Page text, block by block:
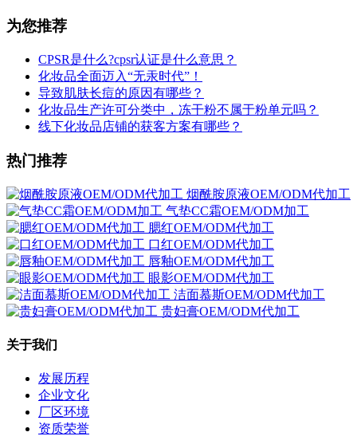
为您推荐
CPSR是什么?cpsr认证是什么意思？
化妆品全面迈入“无汞时代”！
导致肌肤长痘的原因有哪些？
化妆品生产许可分类中，冻干粉不属于粉单元吗？
线下化妆品店铺的获客方案有哪些？
热门推荐
烟酰胺原液OEM/ODM代加工
气垫CC霜OEM/ODM加工
腮红OEM/ODM代加工
口红OEM/ODM代加工
唇釉OEM/ODM代加工
眼影OEM/ODM代加工
洁面慕斯OEM/ODM代加工
贵妇膏OEM/ODM代加工
关于我们
发展历程
企业文化
厂区环境
资质荣誉